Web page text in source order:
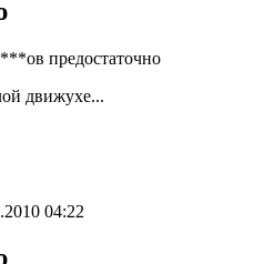
предостаточно
движухе...
04:22